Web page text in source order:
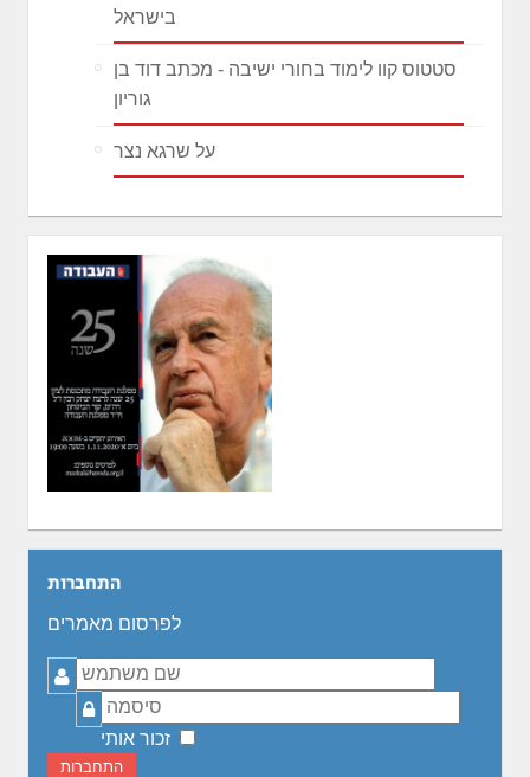
בישראל
סטטוס קוו לימוד בחורי ישיבה - מכתב דוד בן
גוריון
על שרגא נצר
התחברות
לפרסום מאמרים
שם
משתמש
סיסמה
זכור אותי
התחברות